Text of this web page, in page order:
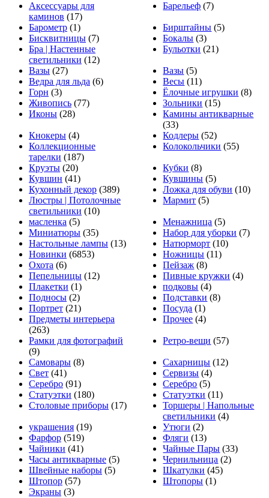
Аксессуары для
каминов (17)
Барельеф (7)
Барометр (1) Бирштайны (5)
Бисквитницы (7) Бокалы (3)
Бра | Настенные
светильники (12)
Бульотки (21)
Вазы (27) Вазы (5)
Ведра для льда (6) Весы (11)
Горн (3) Ёлочные игрушки (8)
Живопись (77) Зольники (15)
Иконы (28)
Камины антикварные
(33)
Кнокеры (4) Кодлеры (52)
Коллекционные
тарелки (187)
Колокольчики (55)
Круэты (20) Кубки (8)
Кувшин (41) Кувшины (5)
Кухонный декор (389) Ложка для обуви (10)
Люстры | Потолочные
светильники (10)
Мармит (5)
масленка (5) Менажница (5)
Миниатюры (35) Набор для уборки (7)
Настольные лампы (13) Натюрморт (10)
Новинки (6853) Ножницы (11)
Охота (6) Пейзаж (8)
Пепельницы (12) Пивные кружки (4)
Плакетки (1) подковы (4)
Подносы (2) Подставки (8)
Портрет (21) Посуда (1)
Предметы интерьера
(263)
Прочее (4)
Рамки для фотографий
(9)
Ретро-вещи (57)
Самовары (8) Сахарницы (12)
Свет (41) Сервизы (4)
Серебро (91) Серебро (5)
Статуэтки (180) Статуэтки (11)
Столовые приборы (17)
Торшеры | Напольные
светильники (4)
украшения (19) Утюги (2)
Фарфор (519) Фляги (13)
Чайники (41) Чайные Пары (33)
Часы антикварные (5) Чернильница (2)
Швейные наборы (5) Шкатулки (45)
Штопор (57) Штопоры (1)
Экраны (3)